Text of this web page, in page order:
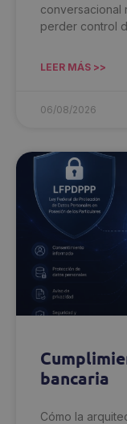
conversacional
perder control
LEER MÁS >>
06/08/2026
bancaria
Cómo la